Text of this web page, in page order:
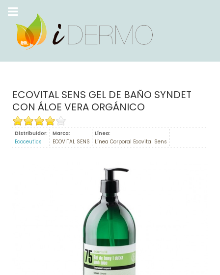
ECOVITAL SENS GEL DE BAÑO SYNDET
CON ÁLOE VERA ORGÁNICO
Distribuidor:
Ecoceutics
Marca:
ECOVITAL SENS
Línea:
Línea Corporal Ecovital Sens